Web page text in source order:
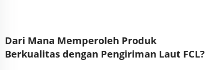
Dari Mana Memperoleh Produk
Berkualitas dengan Pengiriman Laut FCL?